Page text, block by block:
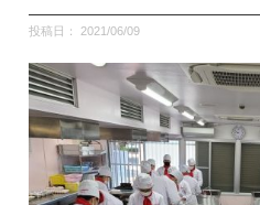
キャリア科
投稿日： 2021/06/09